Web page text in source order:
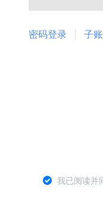
密码登录 子
我已阅读并